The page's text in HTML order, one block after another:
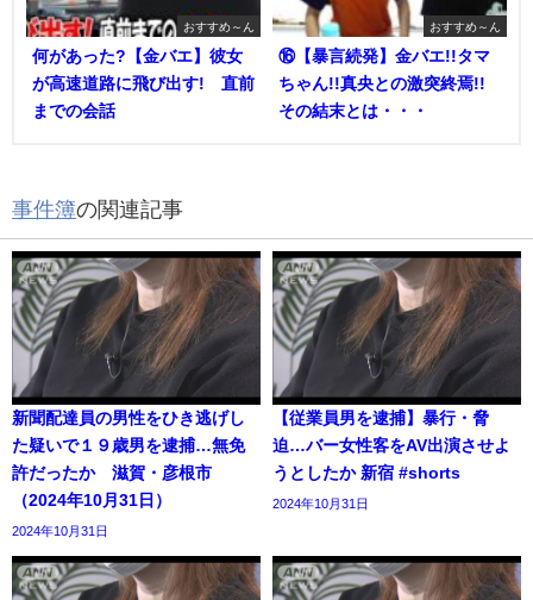
おすすめ～ん
何があった?【金バエ】彼女
が高速道路に飛び出す! 直前
までの会話
おすすめ～ん
⑯【暴言続発】金バエ!!タマ
ちゃん!!真央との激突終焉!!
その結末とは・・・
事件簿の関連記事
新聞配達員の男性をひき逃げし
た疑いで１９歳男を逮捕…無免
許だったか 滋賀・彦根市
（2024年10月31日）
2024年10月31日
【従業員男を逮捕】暴行・脅
迫…バー女性客をAV出演させよ
うとしたか 新宿 #shorts
2024年10月31日